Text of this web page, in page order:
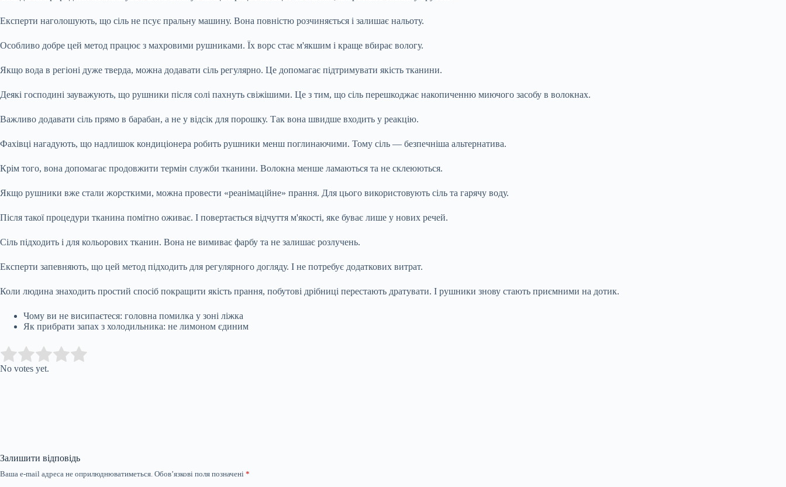
Експерти наголошують, що сіль не псує пральну машину. Вона повністю розчиняється і залишає нальоту.
Особливо добре цей метод працює з махровими рушниками. Їх ворс стає м'якшим і краще вбирає вологу.
Якщо вода в регіоні дуже тверда, можна додавати сіль регулярно. Це допомагає підтримувати якість тканини.
Деякі господині зауважують, що рушники після солі пахнуть свіжішими. Це з тим, що сіль перешкоджає накопиченню миючого засобу в волокнах.
Важливо додавати сіль прямо в барабан, а не у відсік для порошку. Так вона швидше входить у реакцію.
Фахівці нагадують, що надлишок кондиціонера робить рушники менш поглинаючими. Тому сіль — безпечніша альтернатива.
Крім того, вона допомагає продовжити термін служби тканини. Волокна менше ламаються та не склеюються.
Якщо рушники вже стали жорсткими, можна провести «реанімаційне» прання. Для цього використовують сіль та гарячу воду.
Після такої процедури тканина помітно оживає. І повертається відчуття м'якості, яке буває лише у нових речей.
Сіль підходить і для кольорових тканин. Вона не вимиває фарбу та не залишає розлучень.
Експерти запевняють, що цей метод підходить для регулярного догляду. І не потребує додаткових витрат.
Коли людина знаходить простий спосіб покращити якість прання, побутові дрібниці перестають дратувати. І рушники знову стають приємними на дотик.
Чому ви не висипаєтеся: головна помилка у зоні ліжка
Як прибрати запах з холодильника: не лимоном єдиним
Rate this item:
No votes yet.
Залишити відповідь
Ваша e-mail адреса не оприлюднюватиметься. Обов’язкові поля позначені *